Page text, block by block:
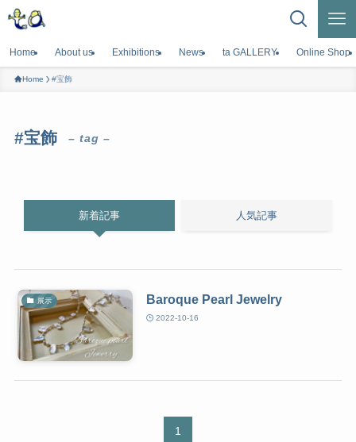
Home About us Exhibitions News ta GALLERY Online Shop
Home #宝飾
#宝飾 – tag –
新着記事 人気記事
展示 Baroque Pearl Jewelry
2022-10-16
1